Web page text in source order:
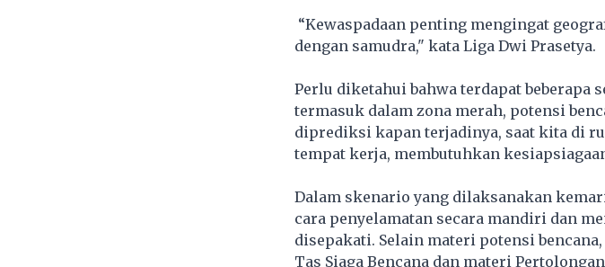
“Kewaspadaan penting mengingat
dengan samudra," kata Liga Dwi Prasetya.
Perlu diketahui bahwa terdapat beberapa
termasuk dalam zona merah, potensi
diprediksi kapan terjadinya, saat kita di
tempat kerja, membutuhkan
Dalam skenario yang dilaksanakan
cara penyelamatan secara mandiri dan
disepakati. Selain materi potensi
Tas Siaga Bencana dan materi